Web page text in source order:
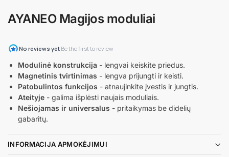
AYANEO Magijos moduliai
Modulinė konstrukcija - lengvai keiskite priedus.
Magnetinis tvirtinimas - lengva prijungti ir keisti.
Patobulintos funkcijos - atnaujinkite įvestis ir jungtis.
Ateityje - galima išplėsti naujais moduliais.
Nešiojamas ir universalus - pritaikymas be didelių
gabaritų.
INFORMACIJA APMOKĖJIMUI